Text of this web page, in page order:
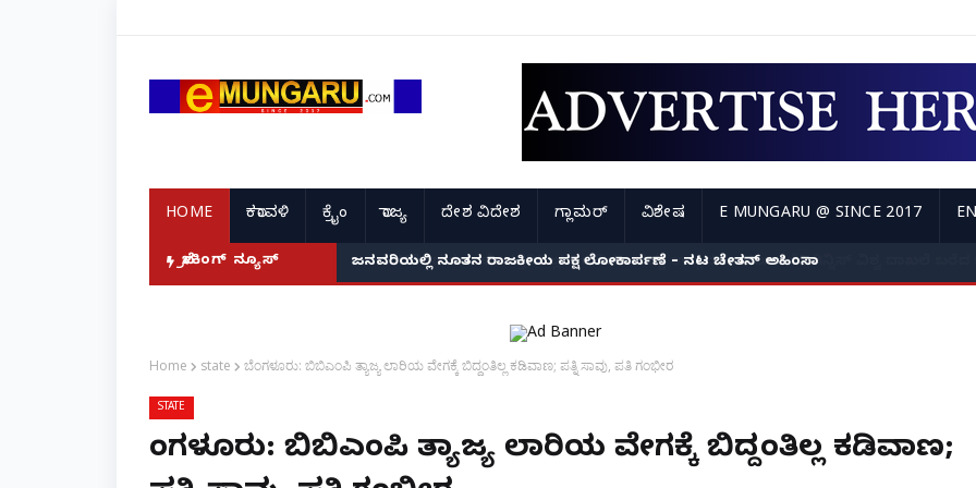
HOME ಕರಾವಳಿ ಕ್ರೈಂ ರಾಜ್ಯ ದೇಶ ವಿದೇಶ ಗ್ಲಾಮರ್ ವಿಶೇಷ E MUNGARU @ SINCE 2017
ಬ್ರೇಕಿಂಗ್ ನ್ಯೂಸ್ ಜನವರಿಯಲ್ಲಿ ನೂತನ ರಾಜಕೀಯ ಪಕ್ಷ ಲೋಕಾರ್ಪಣೆ – ನಟ ಚೇತನ್ ಅಹಿಂಸಾ
Home state ಬೆಂಗಳೂರು: ಬಿಬಿಎಂಪಿ ತ್ಯಾಜ್ಯ ಲಾರಿಯ ವೇಗಕ್ಕೆ ಬಿದ್ದಂತಿಲ್ಲ ಕಡಿವಾಣ; ಪತ್ನಿ ಸಾವು, ಪತಿ ಗಂಭೀರ
STATE
ಬೆಂಗಳೂರು: ಬಿಬಿಎಂಪಿ ತ್ಯಾಜ್ಯ ಲಾರಿಯ ವೇಗಕ್ಕೆ ಬಿದ್ದಂತಿಲ್ಲ ಕಡಿವಾಣ;